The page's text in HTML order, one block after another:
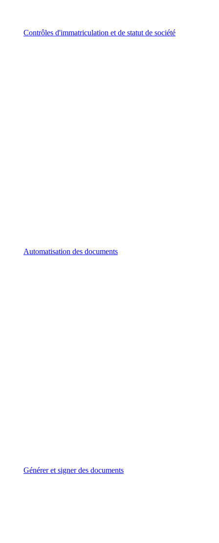
Contrôles d'immatriculation et de statut de société
Automatisation des documents
Générer et signer des documents